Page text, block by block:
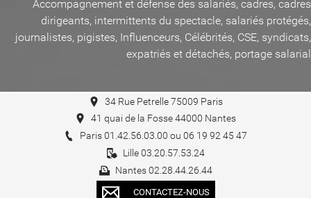
Accompagnement et défense des salariés, cadres, cadres
dirigeants, intermittents du spectacle, salariés protégés,
journalistes, pigistes, Influenceurs, Célébrités, CSE, syndicats,
expatriés et détachés, portage salarial
34 Rue Petrelle 75009 Paris
41 quai de la Fosse 44000 Nantes
Paris 01.42.56.03.00 ou 06 19 92 45 47
Lille 03.20.57.53.24
Nantes 02.28.44.26.44
CONTACTEZ-NOUS